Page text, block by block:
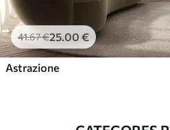
41.67€25.00 €
Astrazione